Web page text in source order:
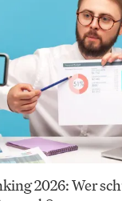
2026: Wer